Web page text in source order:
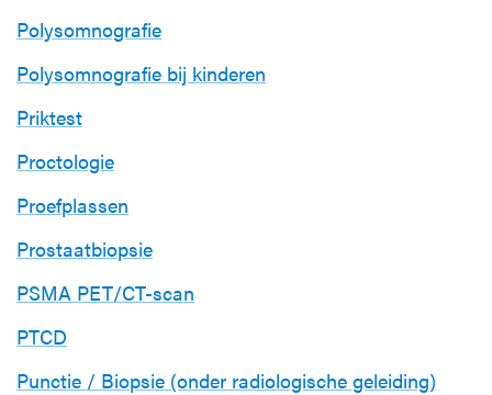
Polysomnografie
Polysomnografie bij kinderen
Priktest
Proctologie
Proefplassen
Prostaatbiopsie
PSMA PET/CT-scan
PTCD
Punctie / Biopsie (onder radiologische geleiding)